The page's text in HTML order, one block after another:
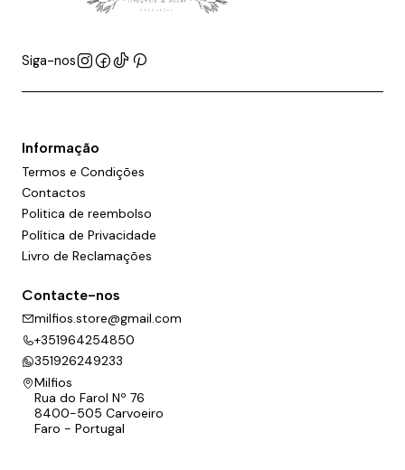
Siga-nos
Informação
Termos e Condições
Contactos
Politica de reembolso
Política de Privacidade
Livro de Reclamações
Contacte-nos
milfios.store@gmail.com
+351964254850
351926249233
Milfios
Rua do Farol Nº 76
8400-505 Carvoeiro
Faro - Portugal